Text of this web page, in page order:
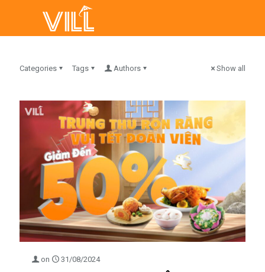
Categories Tags Authors Show all
on 31/08/2024